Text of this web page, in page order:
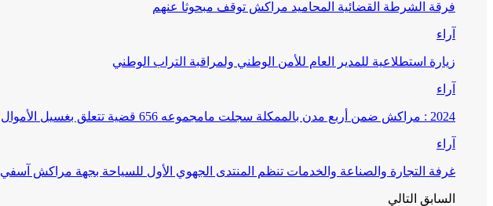
فرقة الشرطة القضائية المحاميد مراكش توقف مبحوثا عنهم
آراء
زيارة استطلاعية للمدير العام للأمن الوطني ولمراقبة التراب الوطني
آراء
2024 : مراكش ضمن أربع مدن بالممكلة سجلت مامجموعه 656 قضية تتعلق بغسيل الأموال
آراء
غرفة التجارة والصناعة والخدمات تنظم المنتدى الجهوي الأول للسياحة بجهة مراكش آسفي
السابق التالي